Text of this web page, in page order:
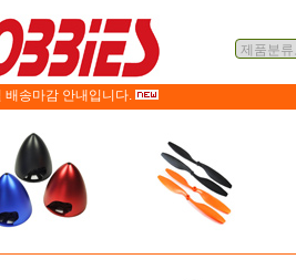
송마감 안내입니다.